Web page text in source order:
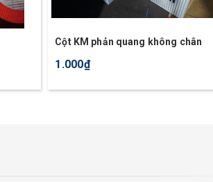
Cột KM phản quang không chân
1.000₫